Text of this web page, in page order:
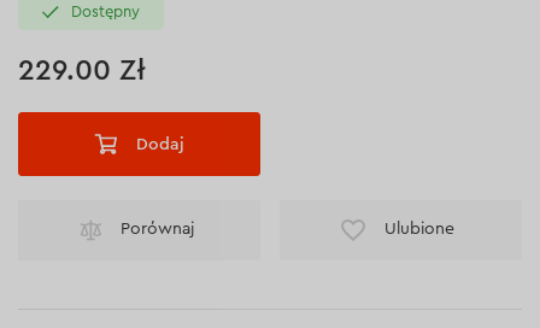
Dostępny
229.00 Zł
Dodaj
Porównaj Ulubione